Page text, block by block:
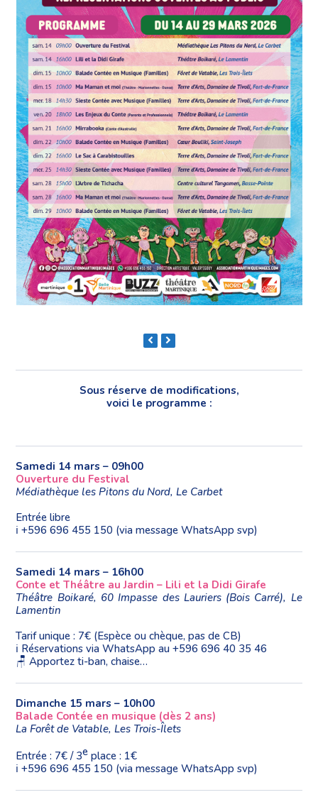
previous
Sous réserve de modifications,
voici le programme :
Samedi 14 mars – 09h00
Ouverture du Festival
Médiathèque les Pitons du Nord, Le Carbet
Entrée libre
ℹ️ ️+596 696 455 150 (via message WhatsApp svp)
Samedi 14 mars – 16h00
Conte et Théâtre au Jardin – Lili et la Didi Girafe
Théâtre Boikaré, 60 Impasse des Lauriers (Bois Carré), Le
Lamentin
Tarif unique : 7€ (Espèce ou chèque, pas de CB)
ℹ️ Réservations via WhatsApp au +596 696 40 35 46
🪑 Apportez ti-ban, chaise…
Dimanche 15 mars – 10h00
Balade Contée en musique (dès 2 ans)
La Forêt de Vatable, Les Trois-Îlets
Entrée : 7€ / 3e place : 1€
ℹ️ ️+596 696 455 150 (via message WhatsApp svp)